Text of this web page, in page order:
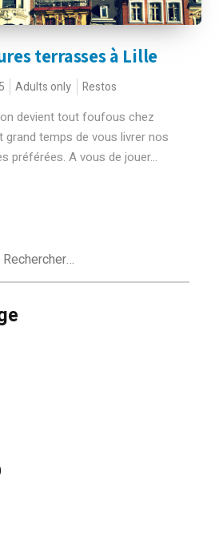
terrasses à Lille
Adults only Restos
devient tout foufous chez
grand temps de vous livrer nos
préférées. A vous de jouer...